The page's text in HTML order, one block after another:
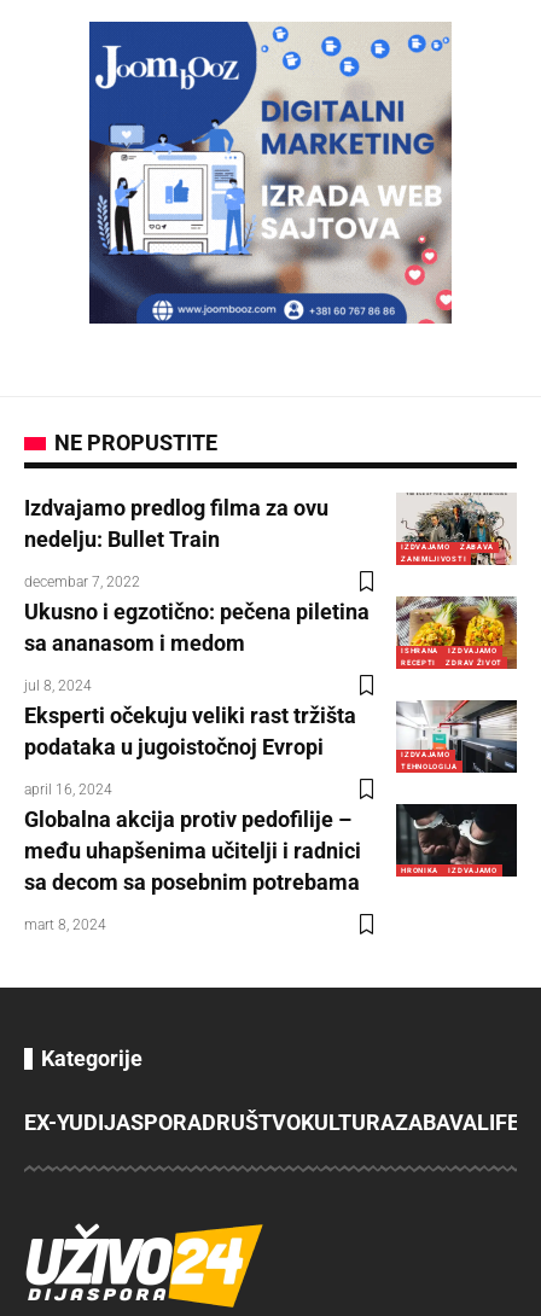
NE PROPUSTITE
IZDVAJAMO
ZABAVA
ZANIMLJIVOSTI
Izdvajamo predlog filma za ovu
nedelju: Bullet Train
decembar 7, 2022
ISHRANA
IZDVAJAMO
RECEPTI
ZDRAV ŽIVOT
Ukusno i egzotično: pečena piletina
sa ananasom i medom
jul 8, 2024
IZDVAJAMO
TEHNOLOGIJA
Eksperti očekuju veliki rast tržišta
podataka u jugoistočnoj Evropi
april 16, 2024
HRONIKA IZDVAJAMO
Globalna akcija protiv pedofilije –
među uhapšenima učitelji i radnici
sa decom sa posebnim potrebama
mart 8, 2024
Kategorije
EX-YUDIJASPORADRUŠTVOKULTURAZABAVA